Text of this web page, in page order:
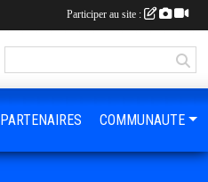
PARTENAIRES COMMUNAUTE
Participer au site :